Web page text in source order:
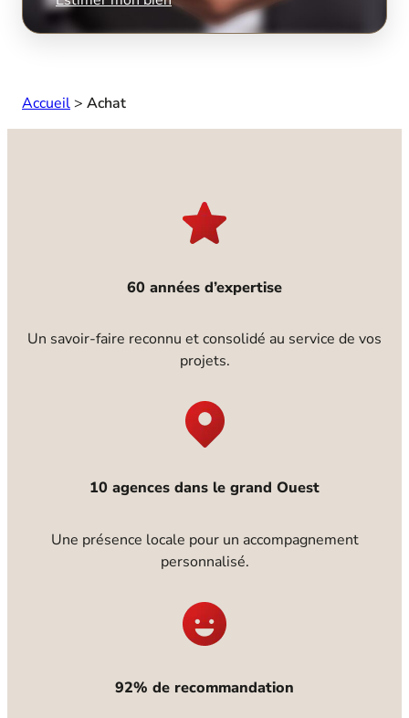
Accueil > Achat
60 années d’expertise
Un savoir-faire reconnu et consolidé au service de vos
projets.
10 agences dans le grand Ouest
Une présence locale pour un accompagnement
personnalisé.
92% de recommandation